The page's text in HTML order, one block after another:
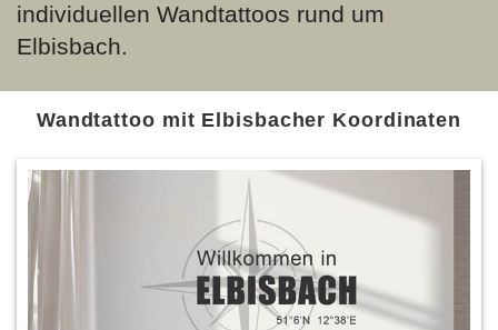
individuellen Wandtattoos rund um
Elbisbach.
Wandtattoo mit Elbisbacher Koordinaten